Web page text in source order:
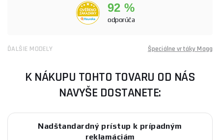
92 %
odporúča
ĎALŠIE MODELY Špeciálne vrtáky Magg
K NÁKUPU TOHTO TOVARU OD NÁS
NAVYŠE DOSTANETE:
Nadštandardný prístup k prípadným
reklamáciám